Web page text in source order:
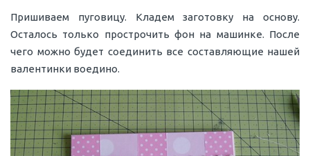
Пришиваем пуговицу. Кладем заготовку на основу.
Осталось только прострочить фон на машинке. После
чего можно будет соединить все составляющие нашей
валентинки воедино.